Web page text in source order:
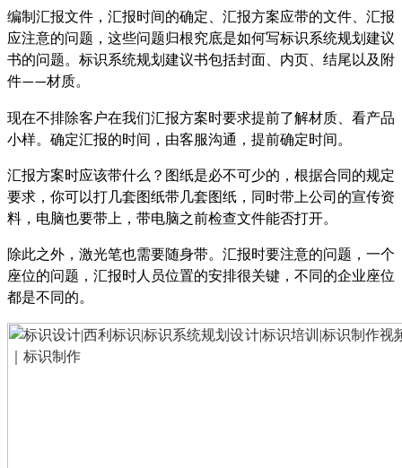
编制汇报文件，汇报时间的确定、汇报方案应带的文件、汇报
应注意的问题，这些问题归根究底是如何写标识系统规划建议
书的问题。标识系统规划建议书包括封面、内页、结尾以及附
件——材质。
现在不排除客户在我们汇报方案时要求提前了解材质、看产品
小样。确定汇报的时间，由客服沟通，提前确定时间。
汇报方案时应该带什么？图纸是必不可少的，根据合同的规定
要求，你可以打几套图纸带几套图纸，同时带上公司的宣传资
料，电脑也要带上，带电脑之前检查文件能否打开。
除此之外，激光笔也需要随身带。汇报时要注意的问题，一个
座位的问题，汇报时人员位置的安排很关键，不同的企业座位
都是不同的。